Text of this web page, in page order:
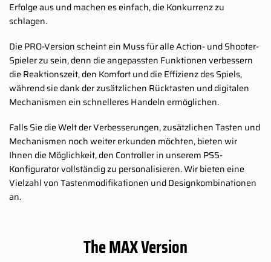
Erfolge aus und machen es einfach, die Konkurrenz zu
schlagen.
Die PRO-Version scheint ein Muss für alle Action- und Shooter-
Spieler zu sein, denn die angepassten Funktionen verbessern
die Reaktionszeit, den Komfort und die Effizienz des Spiels,
während sie dank der zusätzlichen Rücktasten und digitalen
Mechanismen ein schnelleres Handeln ermöglichen.
Falls Sie die Welt der Verbesserungen, zusätzlichen Tasten und
Mechanismen noch weiter erkunden möchten, bieten wir
Ihnen die Möglichkeit, den Controller in unserem PS5-
Konfigurator vollständig zu personalisieren. Wir bieten eine
Vielzahl von Tastenmodifikationen und Designkombinationen
an.
The MAX Version